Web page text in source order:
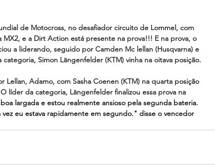
de Motocross, no desafiador circuito de Lommel, com
e a Dirt Action está presente na prova!!! E na prova, o
a liderando, seguido por Camden Mc lellan (Husqvarna) e
Simon Längenfelder (KTM) vinha na oitava posição.
Lellan, Adamo, com Sasha Coenen (KTM) na quarta posição
líder da categoria, Längenfelder finalizou essa prova na
largada e estou realmente ansioso pela segunda bateria.
eu estava rapidamente em segundo." disse o vencedor